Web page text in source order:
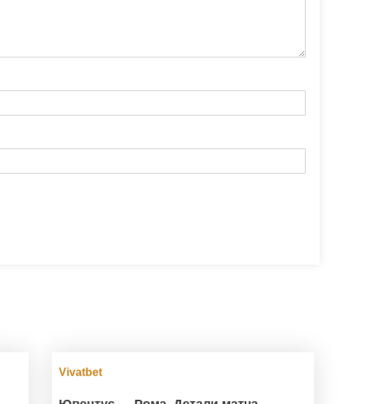
Vivatbet